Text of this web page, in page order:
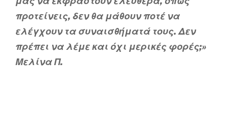
προτείνεις, δεν θα μάθουν ποτέ να
ελέγχουν τα συναισθήματά τους. Δεν
πρέπει να λέμε και όχι μερικές φορές;»
Μελίνα Π.